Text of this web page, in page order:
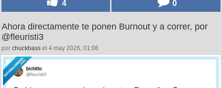
4 0
Ahora directamente te ponen Burnout y a correr, por
@fleuristi3
por chuckbass el 4 may 2026, 01:06